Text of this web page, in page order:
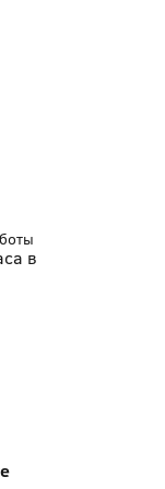
в